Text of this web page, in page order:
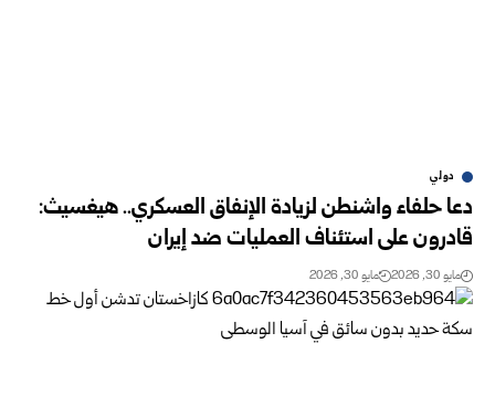
دولي
دعا حلفاء واشنطن لزيادة الإنفاق العسكري.. هيغسيث:
قادرون على استئناف العمليات ضد ‏إيران ‏
مايو 30, 2026 مايو 30, 2026